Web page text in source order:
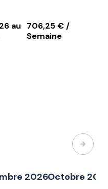
au
706,25 € /
Semaine
2026Octobre